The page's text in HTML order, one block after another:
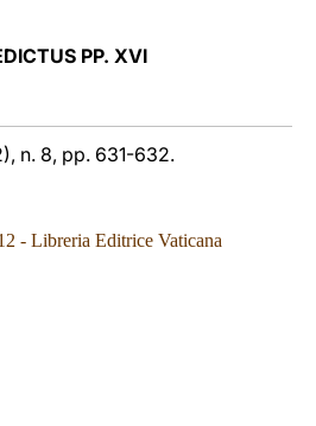
PP. XVI
n. 8, pp. 631-632.
- Libreria Editrice Vaticana